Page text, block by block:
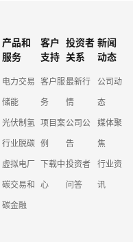
产品和
服务
电力交易
储能
光伏制氢
行业脱碳
虚拟电厂
碳交易和
碳金融
客户
支持
客户服
务
项目案
例
下载中
心
投资者
关系
最新行
情
公司公
告
投资者
问答
新闻
动态
公司动
态
媒体聚
焦
行业资
讯